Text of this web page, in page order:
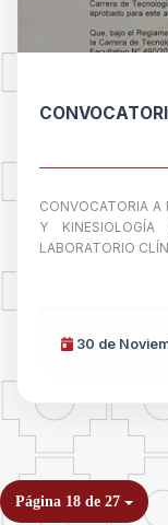
CONVOCATORIA A
Y KINESIOLOGÍA
LABORATORIO
30 de
Página 18 de 27